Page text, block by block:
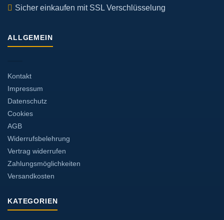
Sicher einkaufen mit SSL Verschlüsselung
ALLGEMEIN
Kontakt
Impressum
Datenschutz
Cookies
AGB
Widerrufsbelehrung
Vertrag widerrufen
Zahlungsmöglichkeiten
Versandkosten
KATEGORIEN